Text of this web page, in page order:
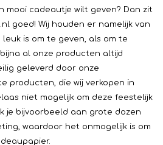
mooi cadeautje wilt geven? Dan zit
goed! Wij houden er namelijk van
is om te geven, als om te
al onze producten altijd
geleverd door onze
producten, die wij verkopen in
niet mogelijk om deze feestelijk
je bijvoorbeeld aan grote dozen
waardoor het onmogelijk is om